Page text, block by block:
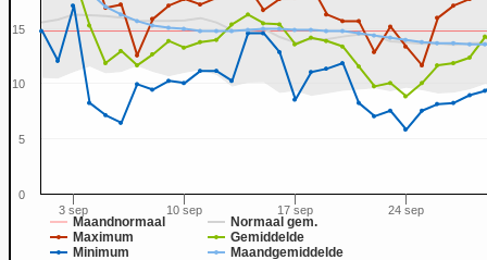
Maandnormaal
Normaal gem.
Maximum
Gemiddelde
Minimum
Maandgemiddelde
3 sep 10 sep 17 sep 24 sep
0
5
10
15